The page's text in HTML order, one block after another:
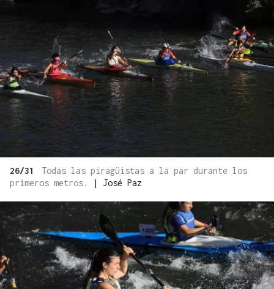
26/31
Todas las piragüistas a la par durante los
primeros metros.
| José Paz